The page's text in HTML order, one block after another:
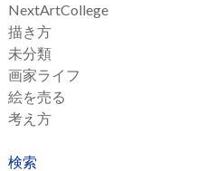
NextArtCollege
描き方
未分類
画家ライフ
絵を売る
考え方
検索